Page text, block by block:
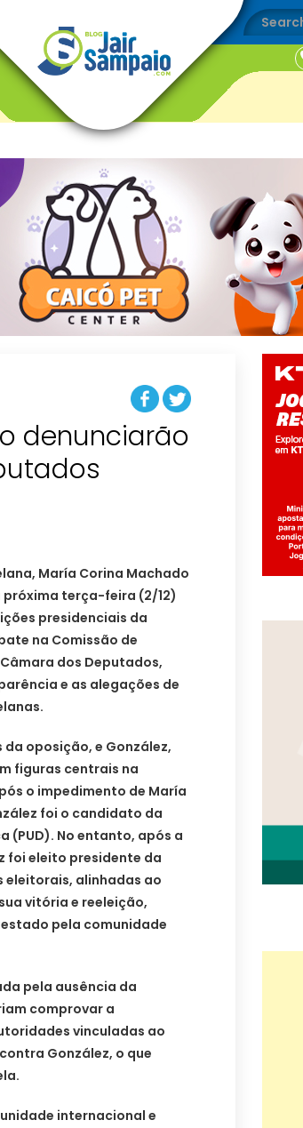
denunciarão
María Corina Machado
próxima terça-feira (2/12)
presidenciais da
na Comissão de
dos Deputados,
e as alegações de
oposição, e González,
figuras centrais na
o impedimento de María
foi o candidato da
No entanto, após a
foi eleito presidente da
eleitorais, alinhadas ao
vitória e reeleição,
pela comunidade
pela ausência da
comprovar a
vinculadas ao
González, o que
internacional e